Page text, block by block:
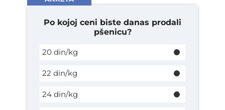
Po kojoj ceni biste danas prodali
pšenicu?
20 din/kg
22 din/kg
24 din/kg